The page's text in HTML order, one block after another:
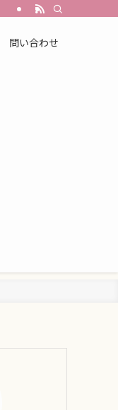
問い合わせ